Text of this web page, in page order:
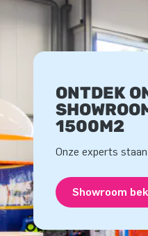
ONTDEK
1500M2
Onze experts
Showroom